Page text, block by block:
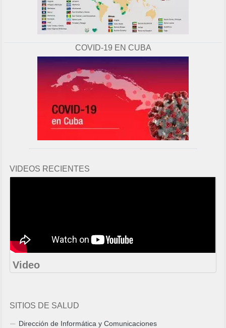
COVID-19 EN CUBA
VIDEOS RECIENTES
Video
SITIOS DE SALUD
Dirección de Informática y Comunicaciones